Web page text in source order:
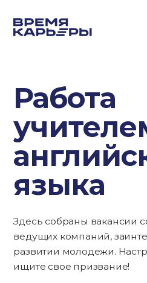
Работа
языка
Здесь собраны вакансии
ведущих компаний,
развитии молодежи.
ищите свое призвание!